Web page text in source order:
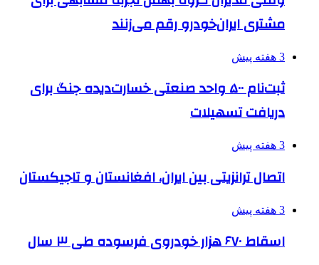
مشتری ایران‌خودرو رقم می‌زنند
3 هفته پیش
ثبت‌نام ۵۰۰ واحد صنعتی خسارت‌دیده جنگ برای
دریافت تسهیلات
3 هفته پیش
اتصال ترانزیتی بین ایران، افغانستان و تاجیکستان
3 هفته پیش
اسقاط ۶۷۰ هزار خودروی فرسوده طی ۳ سال